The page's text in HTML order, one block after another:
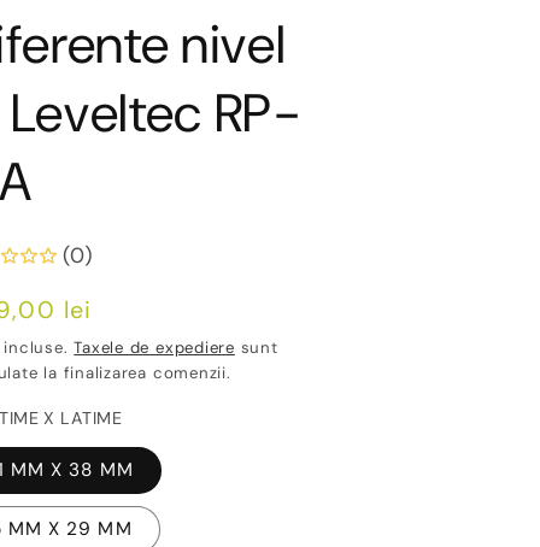
nivel
RP-
(0)
lei
incluse.Taxele de expediere sunt
la finalizarea comenzii.
X LATIME
MM X 38 MM
MM X 29 MM